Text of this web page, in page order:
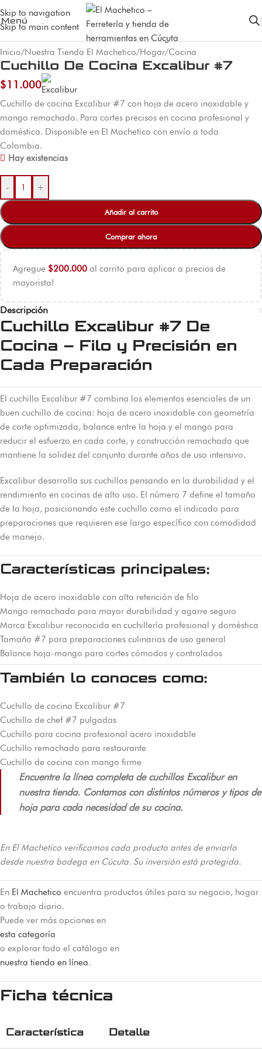
Skip to navigation
Skip to main content
Menú
Inicio/Nuestra Tienda El Machetico/Hogar/Cocina
Cuchillo De Cocina Excalibur #7
$11.000
Cuchillo de cocina Excalibur #7 con hoja de acero inoxidable y
mango remachado. Para cortes precisos en cocina profesional y
doméstica. Disponible en El Machetico con envío a toda
Colombia.
Hay existencias
- +
Añadir al carrito
Comprar ahora
Agregue $200.000 al carrito para aplicar a precios de
mayorista!
Descripción
Cuchillo Excalibur #7 De
Cocina – Filo y Precisión en
Cada Preparación
El cuchillo Excalibur #7 combina los elementos esenciales de un
buen cuchillo de cocina: hoja de acero inoxidable con geometría
de corte optimizada, balance entre la hoja y el mango para
reducir el esfuerzo en cada corte, y construcción remachada que
mantiene la solidez del conjunto durante años de uso intensivo.
Excalibur desarrolla sus cuchillos pensando en la durabilidad y el
rendimiento en cocinas de alto uso. El número 7 define el tamaño
de la hoja, posicionando este cuchillo como el indicado para
preparaciones que requieren ese largo específico con comodidad
de manejo.
Características principales:
Hoja de acero inoxidable con alta retención de filo
Mango remachado para mayor durabilidad y agarre seguro
Marca Excalibur reconocida en cuchillería profesional y doméstica
Tamaño #7 para preparaciones culinarias de uso general
Balance hoja-mango para cortes cómodos y controlados
También lo conoces como:
Cuchillo de cocina Excalibur #7
Cuchillo de chef #7 pulgadas
Cuchillo para cocina profesional acero inoxidable
Cuchillo remachado para restaurante
Cuchillo de cocina con mango firme
Encuentre la línea completa de cuchillos Excalibur en
nuestra tienda. Contamos con distintos números y tipos de
hoja para cada necesidad de su cocina.
En El Machetico verificamos cada producto antes de enviarlo
desde nuestra bodega en Cúcuta. Su inversión está protegida.
En El Machetico encuentra productos útiles para su negocio, hogar
o trabajo diario.
Puede ver más opciones en
esta categoría
o explorar todo el catálogo en
nuestra tienda en línea.
Ficha técnica
Característica Detalle